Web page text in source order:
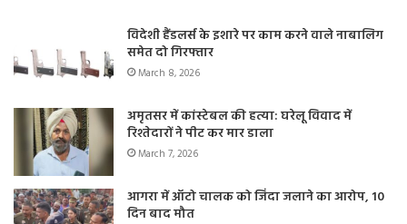
विदेशी हैंडलर्स के इशारे पर काम करने वाले नाबालिग
समेत दो गिरफ्तार
March 8, 2026
अमृतसर में कांस्टेबल की हत्या: घरेलू विवाद में
रिश्तेदारों ने पीट कर मार डाला
March 7, 2026
आगरा में ऑटो चालक को जिंदा जलाने का आरोप, 10
दिन बाद मौत